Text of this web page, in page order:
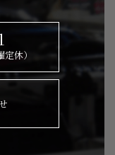
休）